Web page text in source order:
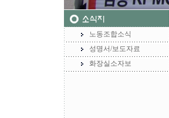
노동조합소식
성명서/보도자료
화장실소자보